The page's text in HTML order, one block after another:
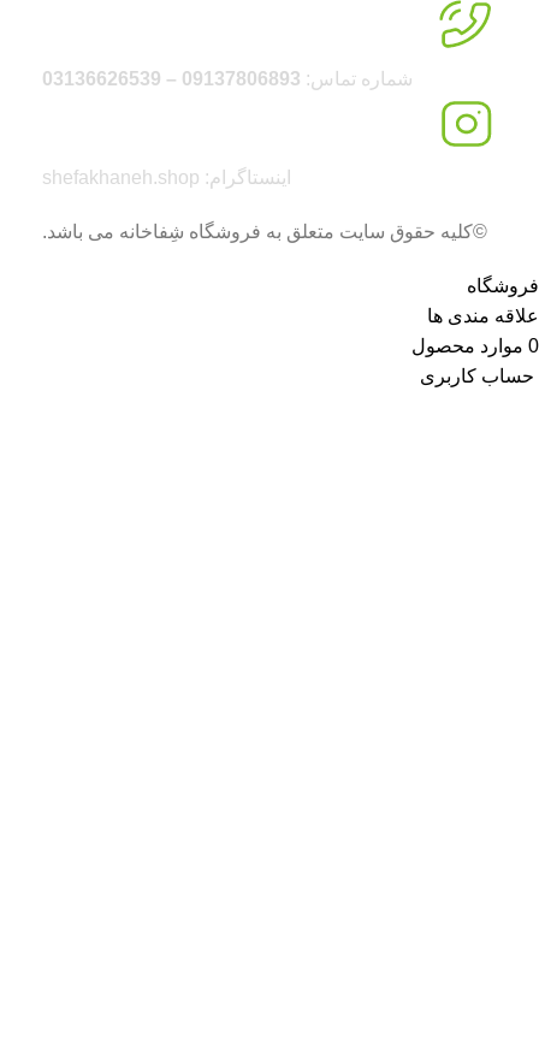
شماره تماس: 09137806893 – 03136626539
اینستاگرام: shefakhaneh.shop
©کلیه حقوق سایت متعلق به فروشگاه شِفاخانه می باشد.
فروشگاه
علاقه مندی ها
0 موارد محصول
حساب کاربری